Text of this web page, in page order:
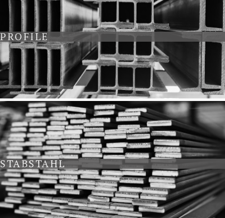
PROFILE
STABSTAHL